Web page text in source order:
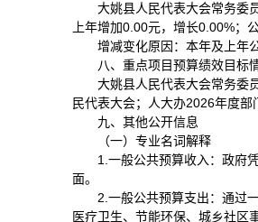
大姚县人民代表大会常务委
上年增加0.00元，增长0.00%
增减变化原因：本年及上年
八、重点项目预算绩效目标
大姚县人民代表大会常务委
民代表大会；人大办2026年度
九、其他公开信息
（一）专业名词解释
1.一般公共预算收入：政府
面。
2.一般公共预算支出：通过
医疗卫生、节能环保、城乡社区